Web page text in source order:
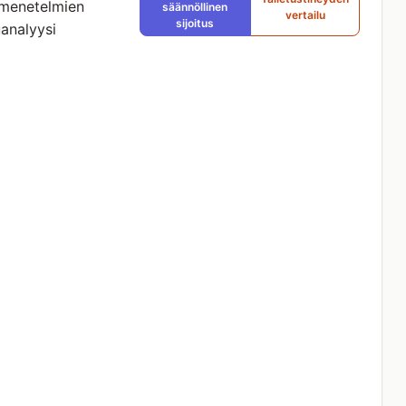
säännöllinen
sijoitus
vertailu